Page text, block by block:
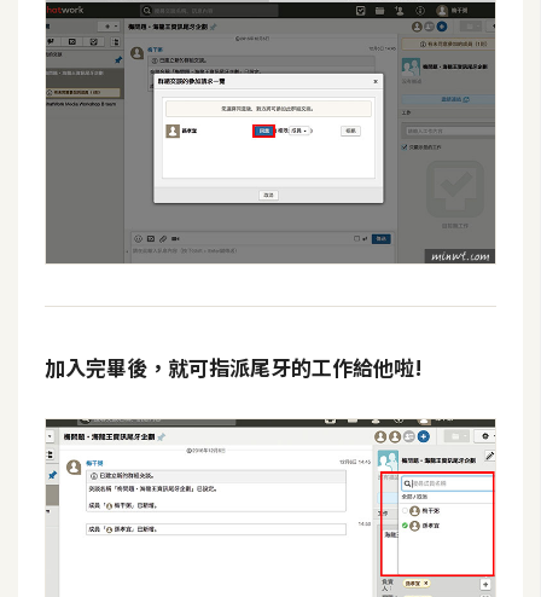
加入完畢後，就可指派尾牙的工作給他啦!